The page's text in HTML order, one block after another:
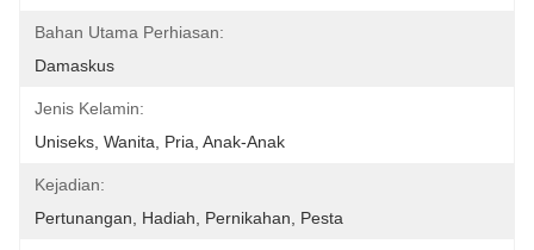
Bahan Utama Perhiasan:
Damaskus
Jenis Kelamin:
Uniseks, Wanita, Pria, Anak-Anak
Kejadian:
Pertunangan, Hadiah, Pernikahan, Pesta